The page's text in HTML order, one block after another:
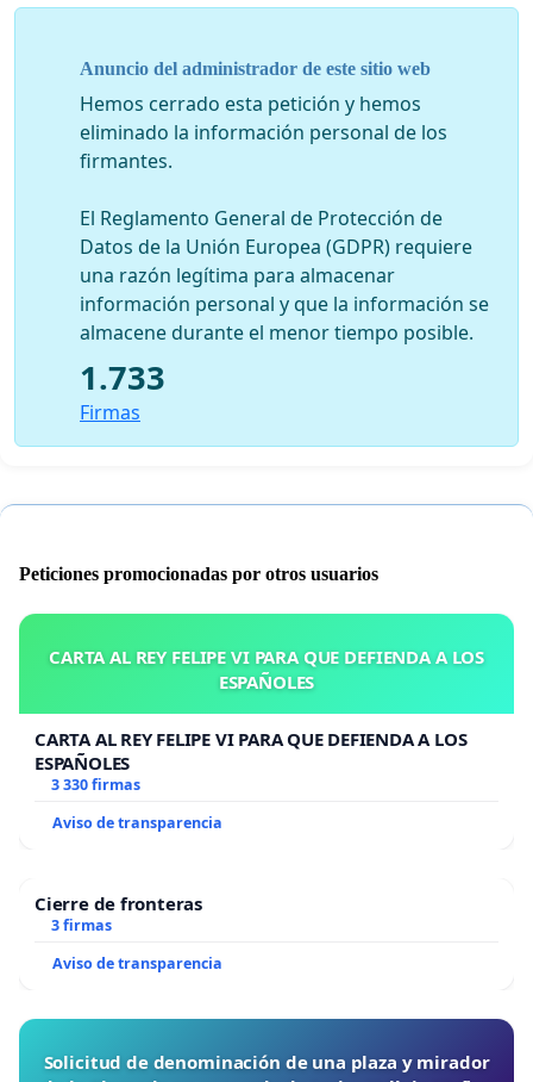
dictadura?
¿Seremos capaces de construir y fortalecer los
mecanismos que desarrollen un Poder Judicial eficaz y
transparente?
de la SCJ el único camino para que estos avances sean
posibles?
Por una real independencia de jueces y fiscales. Por una
democracia construida sobre la Verdad y la Justicia.
Anuncio del administrador de este sitio web
Hemos cerrado esta petición y hemos
eliminado la información personal de los
firmantes.
El Reglamento General de Protección de
Datos de la Unión Europea (GDPR) requiere
una razón legítima para almacenar
información personal y que la información se
almacene durante el menor tiempo posible.
1.733
Firmas
Peticiones promocionadas por otros usuarios
CARTA AL REY FELIPE VI PARA QUE DEFIENDA A LOS
ESPAÑOLES
CARTA AL REY FELIPE VI PARA QUE DEFIENDA A LOS
ESPAÑOLES
3 330 firmas
Aviso de transparencia
Cierre de fronteras
3 firmas
Aviso de transparencia
Solicitud de denominación de una plaza y mirador